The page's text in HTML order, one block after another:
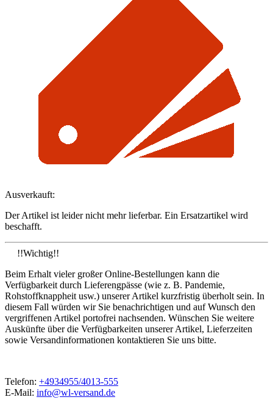
Ausverkauft:
Der Artikel ist leider nicht mehr lieferbar. Ein Ersatzartikel wird
beschafft.
!!Wichtig!!
Beim Erhalt vieler großer Online-Bestellungen kann die
Verfügbarkeit durch Lieferengpässe (wie z. B. Pandemie,
Rohstoffknappheit usw.) unserer Artikel kurzfristig überholt sein. In
diesem Fall würden wir Sie benachrichtigen und auf Wunsch den
vergriffenen Artikel portofrei nachsenden. Wünschen Sie weitere
Auskünfte über die Verfügbarkeiten unserer Artikel, Lieferzeiten
sowie Versandinformationen kontaktieren Sie uns bitte.
Telefon: +4934955/4013-555
E-Mail: info@wl-versand.de